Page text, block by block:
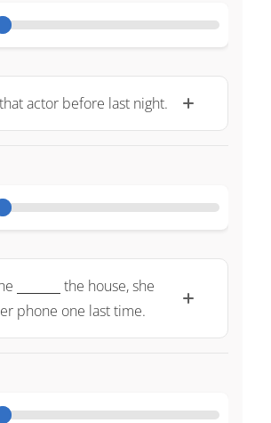
that actor before last night.
\underline{~\qquad~}
the house, she
phone one last time.